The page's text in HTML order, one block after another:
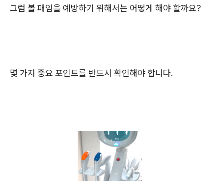
그럼 볼 패임을 예방하기 위해서는 어떻게 해야 할까요?
몇 가지 중요 포인트를 반드시 확인해야 합니다.